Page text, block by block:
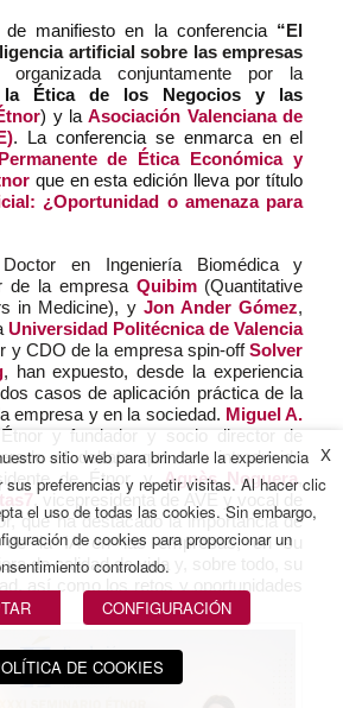
manifiesto en la conferencia “El
artificial sobre las empresas
organizada conjuntamente por la
la Ética de los Negocios y las
) y laAsociación Valenciana de
. La conferencia se enmarca en el
de Ética Económica y
que en esta edición lleva por título
¿Oportunidad o amenaza para
en Ingeniería Biomédica y
de la empresa Quibim(Quantitative
in Medicine), y Jon Ander Gómez,
Universidad Politécnica de Valencia
y CDO de la empresa spin-offSolver
, han expuesto, desde la experiencia
casos de aplicación práctica de la
empresa y en la sociedad. Miguel A.
y fundador y socio director de
el debate que han introducido
de Étnor, yAgnès Noguera,
, vicepresidenta de AVE y vocal de
que ha destacado la importancia de
de la IA en las empresas, en su
de calidad de vida y, sobre todo, su
así como los retos y oportunidades
X
sitio web para brindarle la experiencia
sus preferencias y repetir visitas. Al hacer clic
el uso de todas las cookies. Sin embargo,
de cookies para proporcionar un
controlado.
CONFIGURACIÓN
DE COOKIES